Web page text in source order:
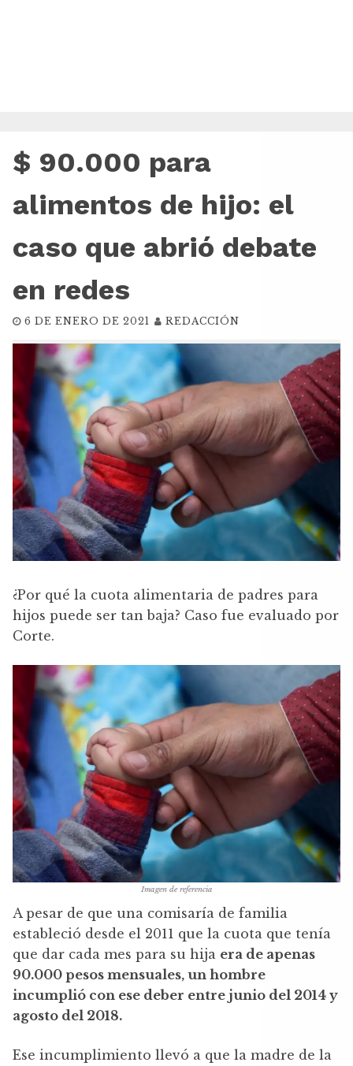
$ 90.000 para
alimentos de hijo: el
caso que abrió debate
en redes
6 DE ENERO DE 2021 REDACCIÓN
¿Por qué la cuota alimentaria de padres para
hijos puede ser tan baja? Caso fue evaluado por
Corte.
Imagen de referencia
A pesar de que una comisaría de familia
estableció desde el 2011 que la cuota que tenía
que dar cada mes para su hija era de apenas
90.000 pesos mensuales, un hombre
incumplió con ese deber entre junio del 2014 y
agosto del 2018.
Ese incumplimiento llevó a que la madre de la